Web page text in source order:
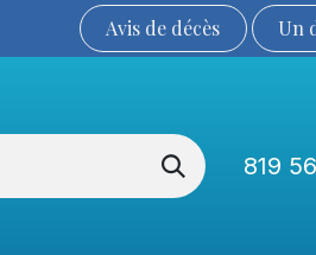
Avis de décès Un
819